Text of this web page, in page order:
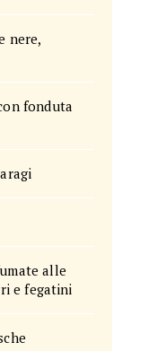
nere,
fonduta
alle
e fegatini